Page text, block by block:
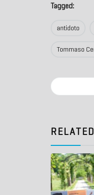
Tagged:
antidoto
Tommaso